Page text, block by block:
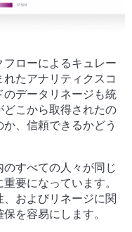
ローによるキュレー
たアナリティクスコ
データリネージも統
こから取得されたの
、信頼できるかどう
すべての人々が同じ
要になっています。
およびリネージに関
を容易にします。